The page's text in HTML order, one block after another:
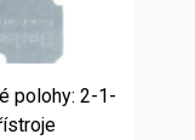
polohy: 2-1-